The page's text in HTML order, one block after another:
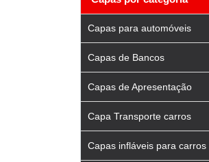
Capas para automóveis
Capas de Bancos
Capas de Apresentação
Capa Transporte carros
Capas infláveis para carros